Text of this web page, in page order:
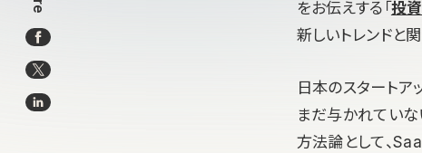
をお伝えする「投
新しいトレンドと
日本のスタートア
まだ与かれていな
方法論として、